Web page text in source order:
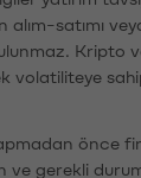
alım-satımı
Kripto
volatiliteye
önce
ve gerekli